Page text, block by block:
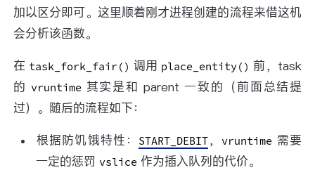
加以区分即可。这里顺着刚才进程创建的流程来借这机
会分析该函数。
在 task_fork_fair() 调用 place_entity() 前，task
的 vruntime 其实是和 parent 一致的（前面总结提
过）。随后的流程如下：
根据防饥饿特性： START_DEBIT， vruntime 需要
一定的惩罚 vslice 作为插入队列的代价。